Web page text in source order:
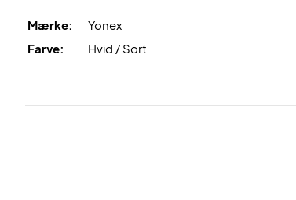
Mærke:
Yonex
Farve:
Hvid / Sort